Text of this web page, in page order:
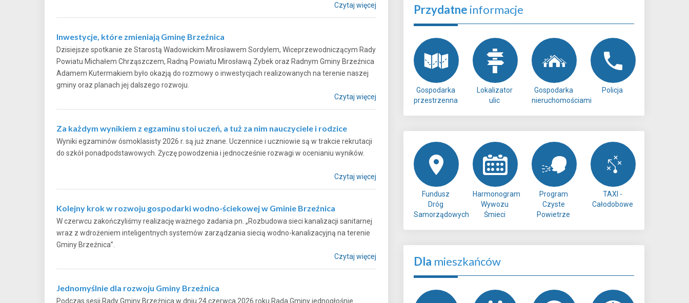
Czytaj więcej
Inwestycje, które zmieniają Gminę Brzeźnica
Dzisiejsze spotkanie ze Starostą Wadowickim Mirosławem Sordylem, Wiceprzewodniczącym Rady
Powiatu Michałem Chrząszczem, Radną Powiatu Mirosławą Zybek oraz Radnym Gminy Brzeźnica
Adamem Kutermakiem było okazją do rozmowy o inwestycjach realizowanych na terenie naszej
gminy oraz planach jej dalszego rozwoju.
Czytaj więcej
Za każdym wynikiem z egzaminu stoi uczeń, a tuż za nim nauczyciele i rodzice
Wyniki egzaminów ósmoklasisty 2026 r. są już znane. Uczennice i uczniowie są w trakcie rekrutacji
do szkół ponadpodstawowych. Życzę powodzenia i jednocześnie rozwagi w ocenianiu wyników.
Czytaj więcej
Kolejny krok w rozwoju gospodarki wodno-ściekowej w Gminie Brzeźnica
W czerwcu zakończyliśmy realizację ważnego zadania pn. „Rozbudowa sieci kanalizacji sanitarnej
wraz z wdrożeniem inteligentnych systemów zarządzania siecią wodno-kanalizacyjną na terenie
Gminy Brzeźnica”.
Czytaj więcej
Jednomyślnie dla rozwoju Gminy Brzeźnica
Podczas sesji Rady Gminy Brzeźnica w dniu 24 czerwca 2026 roku Rada Gminy jednogłośnie
Przydatne informacje
Gospodarka
przestrzenna
Lokalizator
ulic
Gospodarka
nieruchomościami
Policja
Fundusz
Dróg
Samorządowych
Harmonogram
Wywozu
Śmieci
Program
Czyste
Powietrze
TAXI -
Całodobowe
Dla mieszkańców